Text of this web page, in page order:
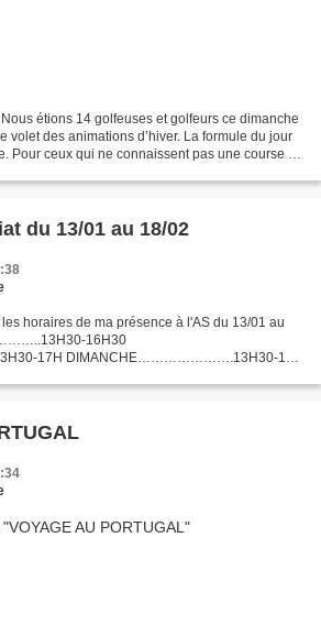
étions 14 golfeuses et golfeurs ce dimanche
volet des animations d’hiver. La formule du jour
Pour ceux qui ne connaissent pas une course à
du 13/01 au 18/02
horaires de ma présence à l'AS du 13/01 au
16H30
17H DIMANCHE………………….13H30-17H